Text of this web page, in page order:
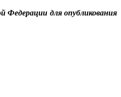
Федерации для опубликования